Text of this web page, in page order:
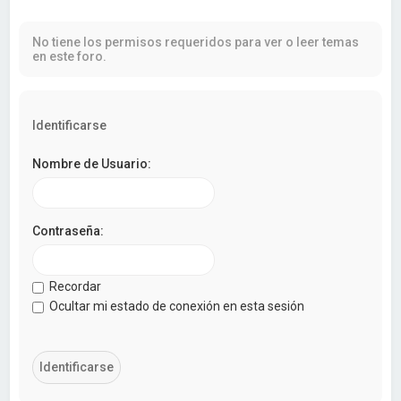
No tiene los permisos requeridos para ver o leer temas
en este foro.
Identificarse
Nombre de Usuario:
Contraseña:
Recordar
Ocultar mi estado de conexión en esta sesión